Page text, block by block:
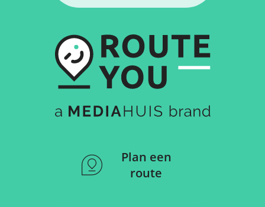
Plan een
route